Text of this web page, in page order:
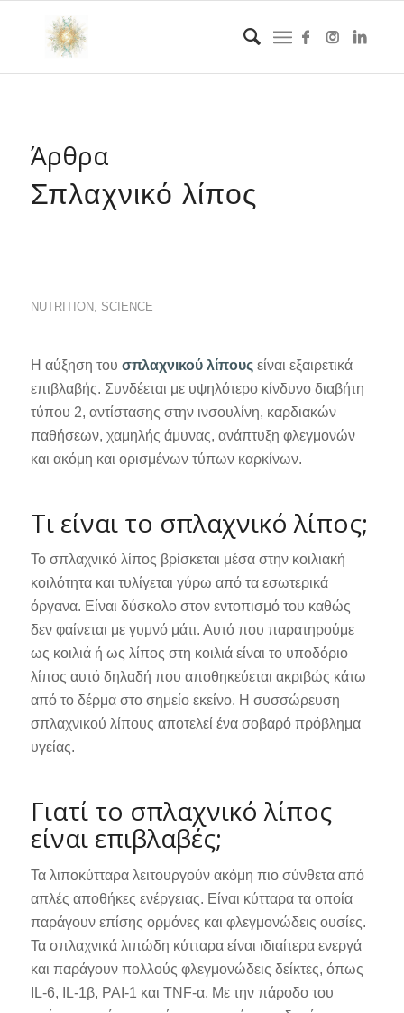
Άρθρα
Σπλαχνικό λίπος
NUTRITION, SCIENCE
Η αύξηση του σπλαχνικού λίπουςείναι εξαιρετικά
επιβλαβής. Συνδέεται με υψηλότερο κίνδυνο διαβήτη
τύπου 2, αντίστασης στην ινσουλίνη, καρδιακών
παθήσεων, χαμηλής άμυνας, ανάπτυξη φλεγμονών
και ακόμη και ορισμένων τύπων καρκίνων.
Τι είναι το σπλαχνικό λίπος;
Το σπλαχνικό λίπος βρίσκεται μέσα στην κοιλιακή
κοιλότητα και τυλίγεται γύρω από τα εσωτερικά
όργανα. Είναι δύσκολο στον εντοπισμό του καθώς
δεν φαίνεται με γυμνό μάτι. Αυτό που παρατηρούμε
ως κοιλιά ή ως λίπος στη κοιλιά είναι το υποδόριο
λίπος αυτό δηλαδή που αποθηκεύεται ακριβώς κάτω
από το δέρμα στο σημείο εκείνο. Η συσσώρευση
σπλαχνικού λίπους αποτελεί ένα σοβαρό πρόβλημα
υγείας.
Γιατί το σπλαχνικό λίπος
είναι επιβλαβές;
Τα λιποκύτταρα λειτουργούν ακόμη πιο σύνθετα από
απλές αποθήκες ενέργειας. Είναι κύτταρα τα οποία
παράγουν επίσης ορμόνες και φλεγμονώδεις ουσίες.
Τα σπλαχνικά λιπώδη κύτταρα είναι ιδιαίτερα ενεργά
και παράγουν πολλούς φλεγμονώδεις δείκτες, όπως
IL-6, IL-1β, PAI-1 και TNF-α. Με την πάροδο του